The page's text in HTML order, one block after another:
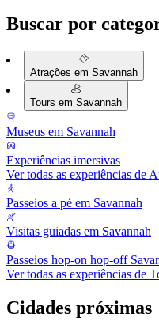
Buscar por
Atrações em Savannah
Tours em Savannah
Museus em Savannah
Experiências imersivas
Ver todas as experiências de
Passeios a pé em Savannah
Visitas guiadas em Savannah
Passeios hop-on hop-off
Ver todas as experiências de
Cidades próximas